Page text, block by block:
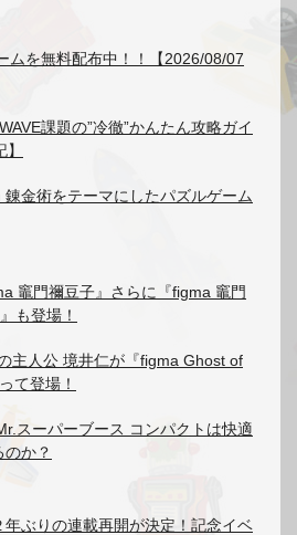
ムを無料配布中！！【2026/08/07
課題の”冷徹”かんたん攻略ガイ
錬金術をテーマにしたパズルゲーム
竈門禰豆子』さらに『figma 竈門
も登場！
主人公 境井仁が『figma Ghost of
て登場！
スーパーブース コンパクトは快適
か？
ぶりの連載再開が決定！記念イベ